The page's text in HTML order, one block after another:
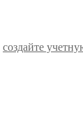
создайте